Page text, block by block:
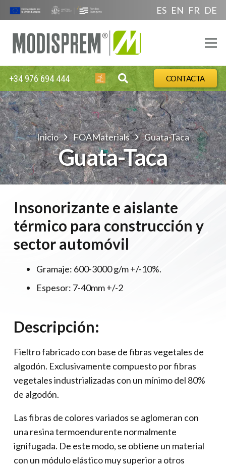
ES EN FR DE
+34 976 694 444 CONTACTA
Inicio FOAMaterials Guata-Taca
Guata-Taca
Insonorizante e aislante
térmico para construcción y
sector automóvil
Gramaje: 600-3000 g/m +/-10%.
Espesor: 7-40mm +/-2
Descripción:
Fieltro fabricado con base de fi­bras vegetales de
algodón. Exclusivamente compuesto por ­fibras
vegetales industrializadas con un mínimo del 80%
de algodón.
Las fi­bras de colores variados se aglomeran con
una resina termoendurente normalmente
ignifugada. De este modo, se obtiene un material
con un módulo elástico muy superior a otros